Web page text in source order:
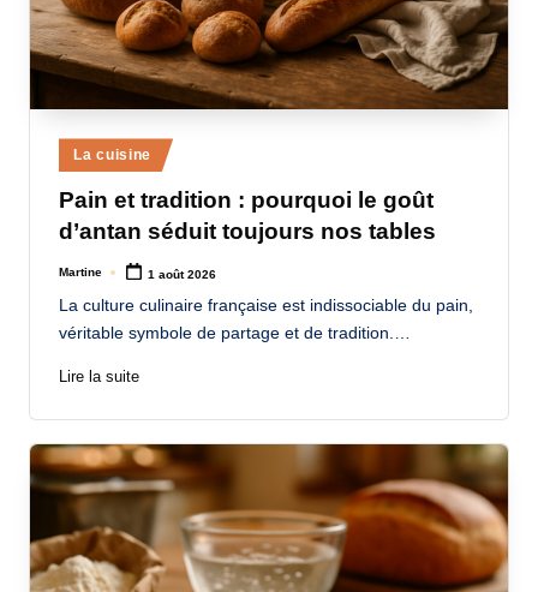
Posted
in
La cuisine
Pain et tradition : pourquoi le goût
d’antan séduit toujours nos tables
Posted
Martine 1 août 2026
La culture culinaire française est indissociable du pain,
véritable symbole de partage et de tradition.…
Lire la suite